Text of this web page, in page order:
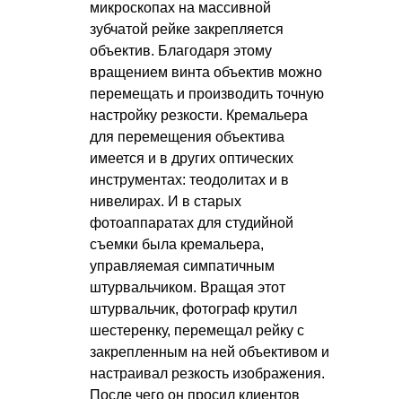
микроскопах на массивной
зубчатой рейке закрепляется
объектив. Благодаря этому
вращением винта объектив можно
перемещать и производить точную
настройку резкости. Кремальера
для перемещения объектива
имеется и в других оптических
инструментах: теодолитах и в
нивелирах. И в старых
фотоаппаратах для студийной
съемки была кремальера,
управляемая симпатичным
штурвальчиком. Вращая этот
штурвальчик, фотограф крутил
шестеренку, перемещал рейку с
закрепленным на ней объективом и
настраивал резкость изображения.
После чего он просил клиентов